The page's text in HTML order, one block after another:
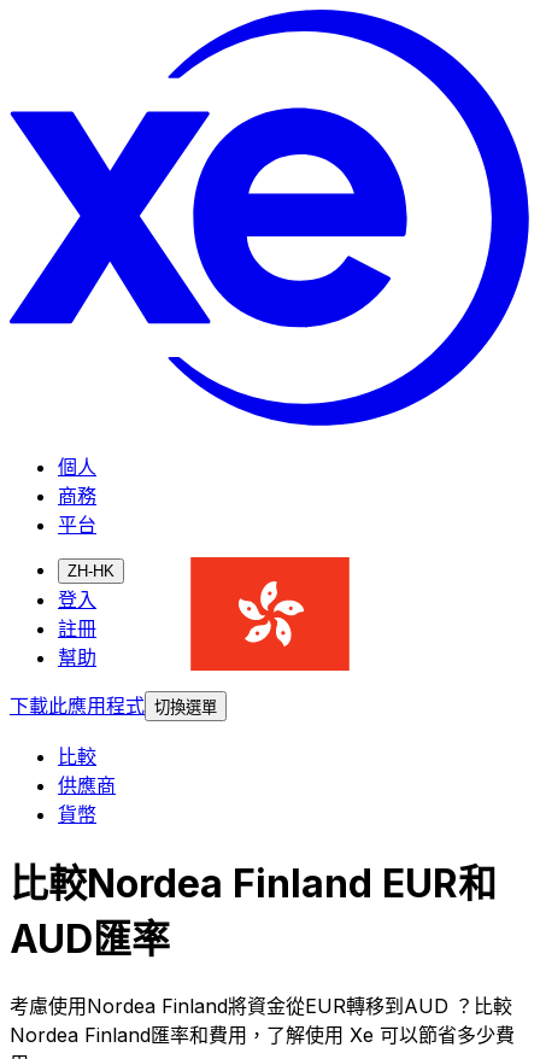
個人
商務
平台
ZH-HK
登入
註冊
幫助
下載此應用程式 切換選單
比較
供應商
貨幣
比較Nordea Finland EUR和
AUD匯率
考慮使用Nordea Finland將資金從EUR轉移到AUD ？比較
Nordea Finland匯率和費用，了解使用 Xe 可以節省多少費